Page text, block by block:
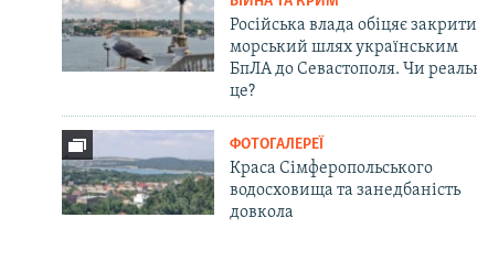
Російська влада обіцяє закрити
морський шлях українським
БпЛА до Севастополя. Чи
це?
ФОТОГАЛЕРЕЇ
Краса Сімферопольського
водосховища та занедбаність
довкола